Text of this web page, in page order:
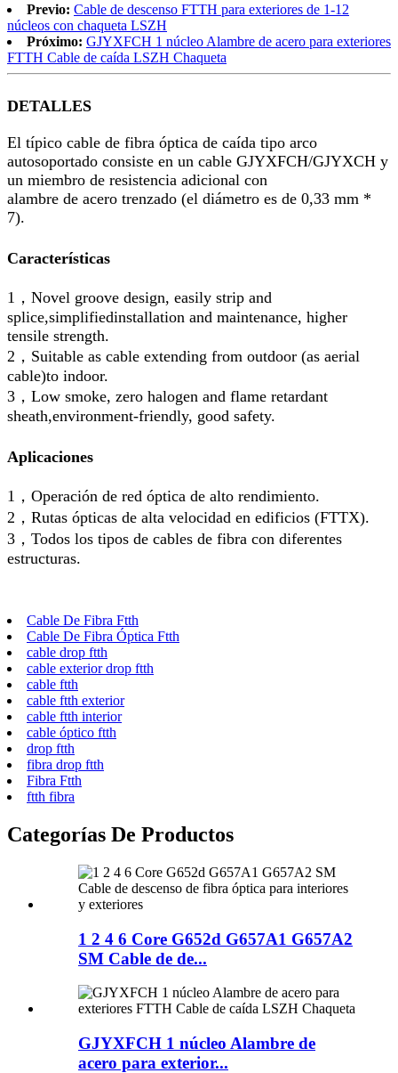
Previo: Cable de descenso FTTH para exteriores de 1-12
núcleos con chaqueta LSZH
Próximo: GJYXFCH 1 núcleo Alambre de acero para exteriores
FTTH Cable de caída LSZH Chaqueta
DETALLES
El típico cable de fibra óptica de caída tipo arco
autosoportado consiste en un cable GJYXFCH/GJYXCH y
un miembro de resistencia adicional con
alambre de acero trenzado (el diámetro es de 0,33 mm *
7).
Características
1，Novel groove design, easily strip and
splice,simplifiedinstallation and maintenance, higher
tensile strength.
2，Suitable as cable extending from outdoor (as aerial
cable)to indoor.
3，Low smoke, zero halogen and flame retardant
sheath,environment-friendly, good safety.
Aplicaciones
1，Operación de red óptica de alto rendimiento.
2，Rutas ópticas de alta velocidad en edificios (FTTX).
3，Todos los tipos de cables de fibra con diferentes
estructuras.
Cable De Fibra Ftth
Cable De Fibra Óptica Ftth
cable drop ftth
cable exterior drop ftth
cable ftth
cable ftth exterior
cable ftth interior
cable óptico ftth
drop ftth
fibra drop ftth
Fibra Ftth
ftth fibra
Categorías De Productos
1 2 4 6 Core G652d G657A1 G657A2
SM Cable de de...
GJYXFCH 1 núcleo Alambre de
acero para exterior...